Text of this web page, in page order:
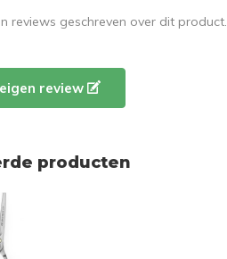
reviews geschreven over dit product.
review
producten